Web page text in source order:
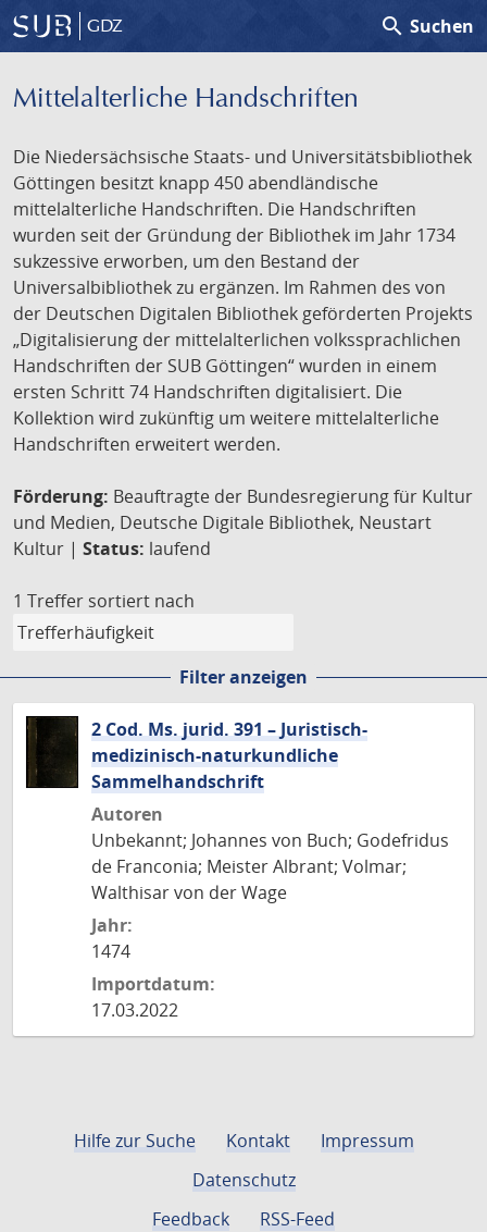
GDZ search Suchen
Mittelalterliche Handschriften
Die Niedersächsische Staats- und Universitätsbibliothek
Göttingen besitzt knapp 450 abendländische
mittelalterliche Handschriften. Die Handschriften
wurden seit der Gründung der Bibliothek im Jahr 1734
sukzessive erworben, um den Bestand der
Universalbibliothek zu ergänzen. Im Rahmen des von
der Deutschen Digitalen Bibliothek geförderten Projekts
„Digitalisierung der mittelalterlichen volkssprachlichen
Handschriften der SUB Göttingen“ wurden in einem
ersten Schritt 74 Handschriften digitalisiert. Die
Kollektion wird zukünftig um weitere mittelalterliche
Handschriften erweitert werden.
Förderung: Beauftragte der Bundesregierung für Kultur
und Medien, Deutsche Digitale Bibliothek, Neustart
Kultur | Status: laufend
1 Treffer sortiert nach
Filter anzeigen
2 Cod. Ms. jurid. 391 – Juristisch-
medizinisch-naturkundliche
Sammelhandschrift
Autoren
Unbekannt; Johannes von Buch; Godefridus
de Franconia; Meister Albrant; Volmar;
Walthisar von der Wage
Jahr:
1474
Importdatum:
17.03.2022
Hilfe zur Suche Kontakt
Impressum
Datenschutz
Feedback
RSS-Feed